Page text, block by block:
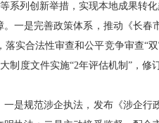
列创新举措，实现本地成果转化
一是完善政策体系，推动《长春
实合法性审查和公平竞争审查“
制度文件实施“2年评估机制”，修
是规范涉企执法，发布《涉企行